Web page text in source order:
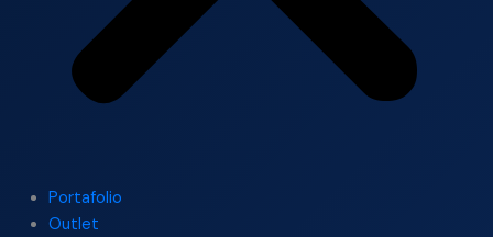
Portafolio
Outlet